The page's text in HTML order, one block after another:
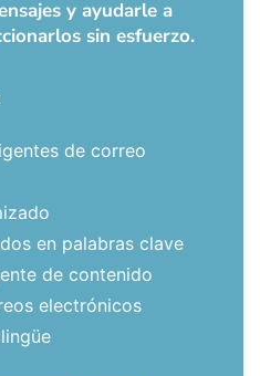
y ayudarle a
sin esfuerzo.
de correo
en palabras clave
de contenido
electrónicos